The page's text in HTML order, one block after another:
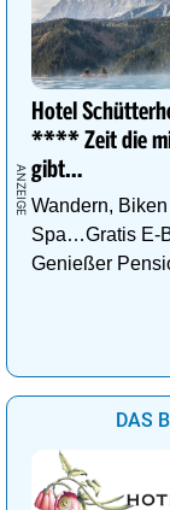
Hotel
**** Zeit die
gibt…
Wandern, Biken
Spa…Gratis E-
Genießer
DAS